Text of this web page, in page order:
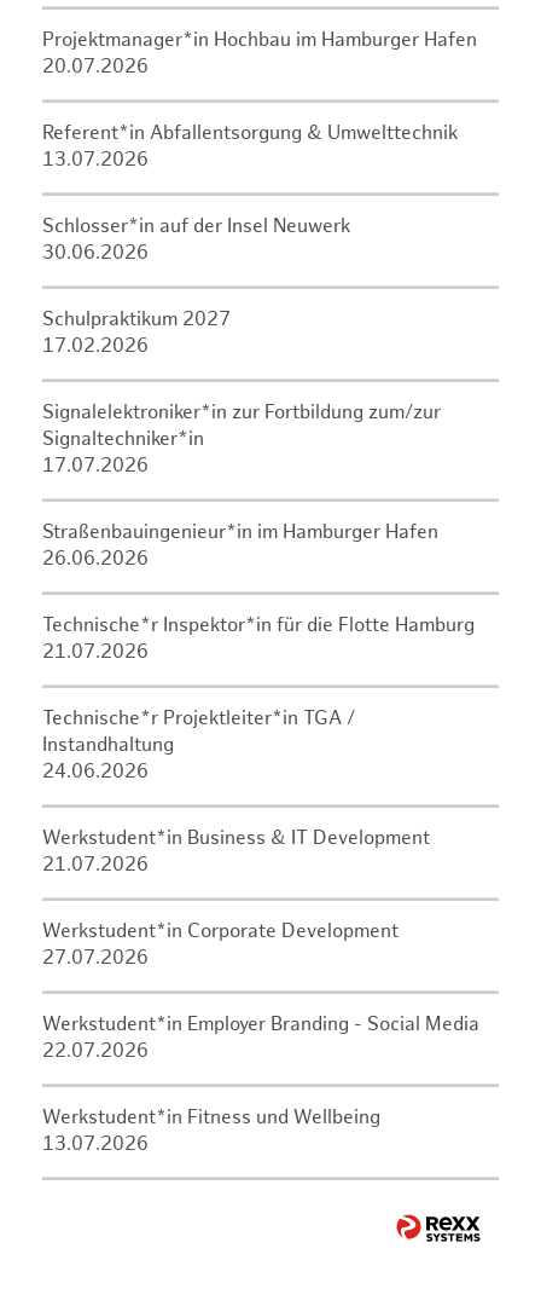
Projektmanager*in Hochbau im Hamburger Hafen
20.07.2026
Referent*in Abfallentsorgung & Umwelttechnik
13.07.2026
Schlosser*in auf der Insel Neuwerk
30.06.2026
Schulpraktikum 2027
17.02.2026
Signalelektroniker*in zur Fortbildung zum/zur
Signaltechniker*in
17.07.2026
Straßenbauingenieur*in im Hamburger Hafen
26.06.2026
Technische*r Inspektor*in für die Flotte Hamburg
21.07.2026
Technische*r Projektleiter*in TGA /
Instandhaltung
24.06.2026
Werkstudent*in Business & IT Development
21.07.2026
Werkstudent*in Corporate Development
27.07.2026
Werkstudent*in Employer Branding - Social Media
22.07.2026
Werkstudent*in Fitness und Wellbeing
13.07.2026